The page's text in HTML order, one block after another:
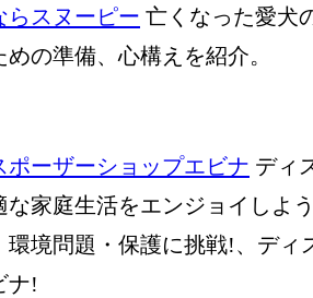
らスヌーピー 亡くなった愛犬
めの準備、心構えを紹介。
ポーザーショップエビナ ディ
な家庭生活をエンジョイしよ
環境問題・保護に挑戦!、ディ
ナ!